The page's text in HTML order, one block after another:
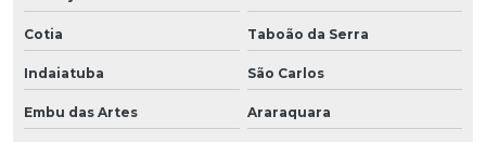
Cotia Taboão da Serra
Indaiatuba São Carlos
Embu das Artes Araraquara